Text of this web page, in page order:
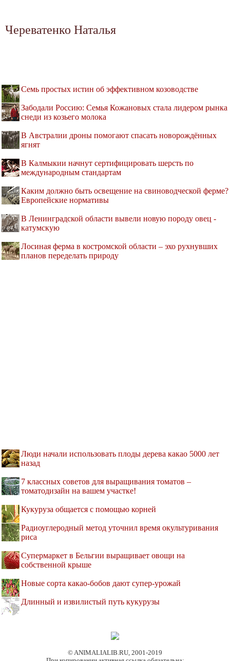
Череватенко Наталья
Семь простых истин об эффективном козоводстве
Забодали Россию: Семья Кожановых стала лидером рынка
снеди из козьего молока
В Австралии дроны помогают спасать новорождённых
ягнят
В Калмыкии начнут сертифицировать шерсть по
международным стандартам
Каким должно быть освещение на свиноводческой ферме?
Европейские нормативы
В Ленинградской области вывели новую породу овец -
катумскую
Лосиная ферма в костромской области – эхо рухнувших
планов переделать природу
Люди начали использовать плоды дерева какао 5000 лет
назад
7 классных советов для выращивания томатов –
томатодизайн на вашем участке!
Кукуруза общается с помощью корней
Радиоуглеродный метод уточнил время окультуривания
риса
Супермаркет в Бельгии выращивает овощи на
собственной крыше
Новые сорта какао-бобов дают супер-урожай
Длинный и извилистый путь кукурузы
© ANIMALIALIB.RU, 2001-2019